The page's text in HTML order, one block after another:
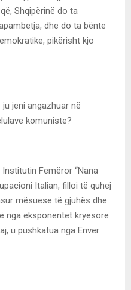
Shqipërinë do ta
dhe do ta bënte
pikërisht kjo
jeni angazhuar në
komuniste?
Femëror “Nana
Italian, filloi të quhej
mësuese të gjuhës dhe
nga eksponentët kryesore
u pushkatua nga Enver